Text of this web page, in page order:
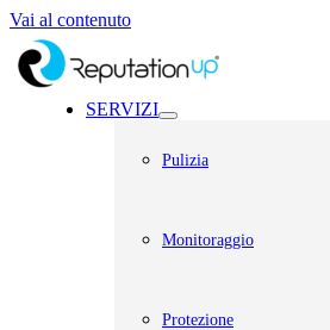
Vai al contenuto
SERVIZI
Pulizia
Monitoraggio
Protezione